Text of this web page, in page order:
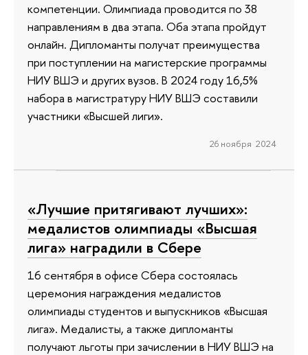
компетенции. Олимпиада проводится по 38
направлениям в два этапа. Оба этапа пройдут
онлайн. Дипломанты получат преимущества
при поступлении на магистерские программы
НИУ ВШЭ и других вузов. В 2024 году 16,5%
набора в магистратуру НИУ ВШЭ составили
участники «Высшей лиги».
26 ноября 2024
«Лучшие притягивают лучших»:
медалистов олимпиады «Высшая
лига» наградили в Сбере
16 сентября в офисе Сбера состоялась
церемония награждения медалистов
олимпиады студентов и выпускников «Высшая
лига». Медалисты, а также дипломанты
получают льготы при зачислении в НИУ ВШЭ на